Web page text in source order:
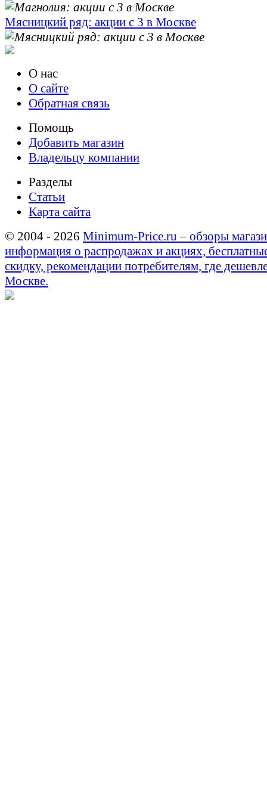
Мясницкий ряд: акции с 3 в Москве
О нас
О сайте
Обратная связь
Помощь
Добавить магазин
Владельцу компании
Разделы
Статьи
Карта сайта
© 2004 - 2026 Minimum-Price.ru – обзоры
информация о распродажах и акциях,
скидку, рекомендации потребителям, где
Москве.